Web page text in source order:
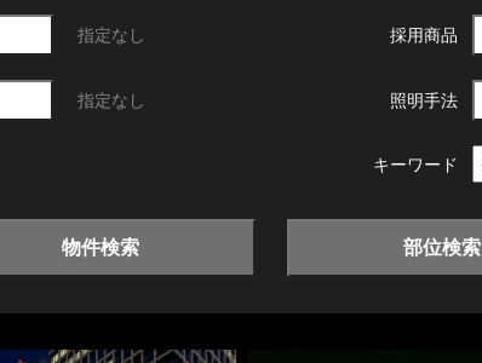
指定なし 採用商品
指定なし 照明手法
キーワード
物件検索 部位検索